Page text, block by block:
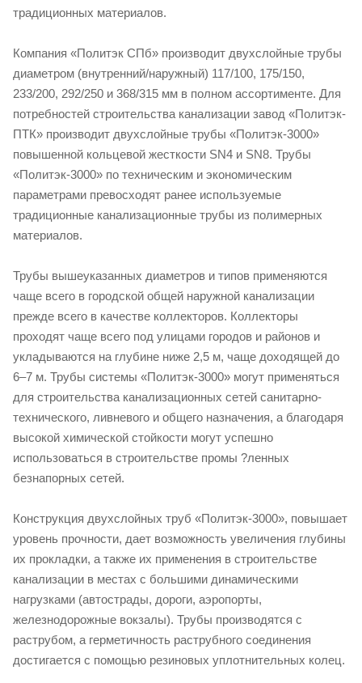
традиционных материалов.
Компания «Политэк СПб» производит двухслойные трубы
диаметром (внутренний/наружный) 117/100, 175/150,
233/200, 292/250 и 368/315 мм в полном ассортименте. Для
потребностей строительства канализации завод «Политэк-
ПТК» производит двухслойные трубы «Политэк-3000»
повышенной кольцевой жесткости SN4 и SN8. Трубы
«Политэк-3000» по техническим и экономическим
параметрами превосходят ранее используемые
традиционные канализационные трубы из полимерных
материалов.
Трубы вышеуказанных диаметров и типов применяются
чаще всего в городской общей наружной канализации
прежде всего в качестве коллекторов. Коллекторы
проходят чаще всего под улицами городов и районов и
укладываются на глубине ниже 2,5 м, чаще доходящей до
6–7 м. Трубы системы «Политэк-3000» могут применяться
для строительства канализационных сетей санитарно-
технического, ливневого и общего назначения, а благодаря
высокой химической стойкости могут успешно
использоваться в строительстве промы ?ленных
безнапорных сетей.
Конструкция двухслойных труб «Политэк-3000», повышает
уровень прочности, дает возможность увеличения глубины
их прокладки, а также их применения в строительстве
канализации в местах с большими динамическими
нагрузками (автострады, дороги, аэропорты,
железнодорожные вокзалы). Трубы производятся с
раструбом, а герметичность раструбного соединения
достигается с помощью резиновых уплотнительных колец.